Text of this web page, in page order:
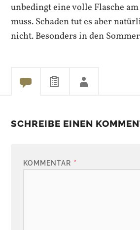
unbedingt eine volle Flasche
muss. Schaden tut es aber
nicht. Besonders in den
SCHREIBE EINEN
KOMMENTAR *